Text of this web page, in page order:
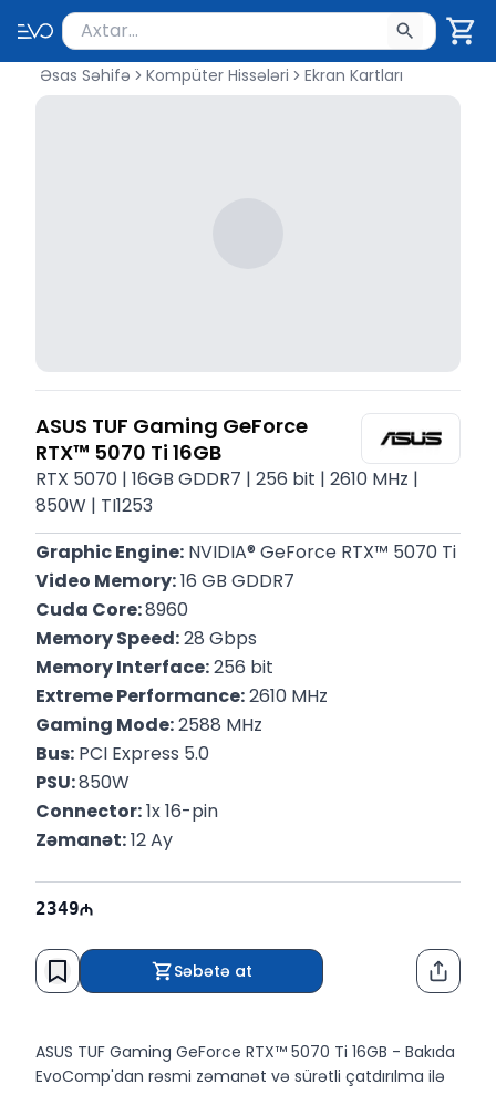
Məhsul axtar
Axtarış üçün ən azı 2 simvol yazın. Göndərmək
Əsas Səhifə Kompüter Hissələri Ekran Kartları
ASUS TUF Gaming GeForce
RTX™ 5070 Ti 16GB
RTX 5070 | 16GB GDDR7 | 256 bit | 2610 MHz |
850W | TI1253
Graphic Engine: NVIDIA® GeForce RTX™ 5070 Ti
Video Memory: 16 GB GDDR7
Cuda Core: 8960
Memory Speed: 28 Gbps
Memory Interface: 256 bit
Extreme Performance: 2610 MHz
Gaming Mode: 2588 MHz
Bus: PCI Express 5.0
PSU: 850W
Connector: 1x 16-pin
Zəmanət: 12 Ay
2349
Səbətə at
ASUS TUF Gaming GeForce RTX™ 5070 Ti 16GB - Bakıda
EvoComp'dan rəsmi zəmanət və sürətli çatdırılma ilə